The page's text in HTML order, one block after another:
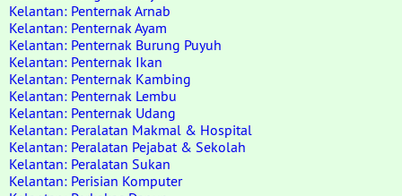
Kelantan: Penternak Arnab
Kelantan: Penternak Ayam
Kelantan: Penternak Burung Puyuh
Kelantan: Penternak Ikan
Kelantan: Penternak Kambing
Kelantan: Penternak Lembu
Kelantan: Penternak Udang
Kelantan: Peralatan Makmal & Hospital
Kelantan: Peralatan Pejabat & Sekolah
Kelantan: Peralatan Sukan
Kelantan: Perisian Komputer